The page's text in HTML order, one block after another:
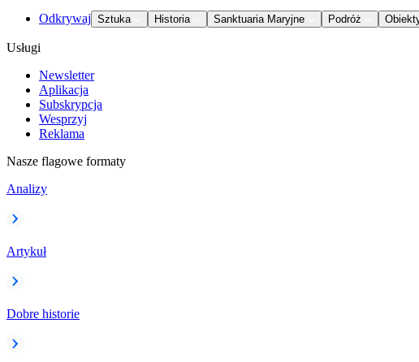
Odkrywaj Sztuka Historia Sanktuaria Maryjne Podróż
Usługi
Newsletter
Aplikacja
Subskrypcja
Wesprzyj
Reklama
Nasze flagowe formaty
Analizy
Artykuł
Dobre historie